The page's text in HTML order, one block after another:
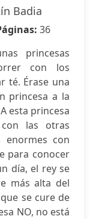
Badia
36
princesas
con los
té. Érase una
princesa a la
esta princesa
las otras
enormes con
para conocer
día, el rey se
más alta del
se cure de
NO, no está